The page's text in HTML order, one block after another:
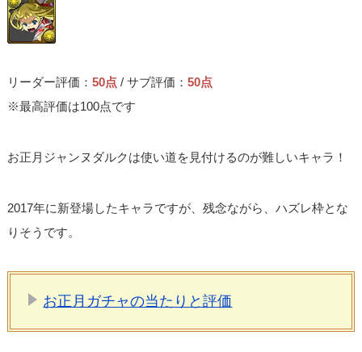
リーダー評価：50点 / サブ評価：50点
※最高評価は100点です
お正月ジャンヌダルクは使い道を見付けるのが難しいキャラ！
2017年に新登場したキャラですが、残念ながら、ハズレ枠とな
りそうです。
お正月ガチャの当たりと評価